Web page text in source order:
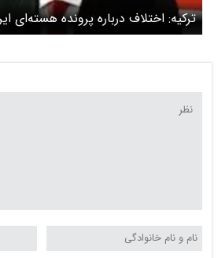
ترکیه: اختلاف درباره پرونده هسته‌ای
می‌شود